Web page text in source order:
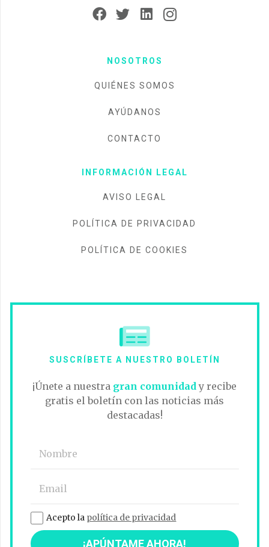
NOSOTROS
QUIÉNES SOMOS
AYÚDANOS
CONTACTO
INFORMACIÓN LEGAL
AVISO LEGAL
POLÍTICA DE PRIVACIDAD
POLÍTICA DE COOKIES
SUSCRÍBETE A NUESTRO BOLETÍN
¡Únete a nuestra gran comunidady recibe
gratis el boletín con las noticias más
destacadas!
Acepto la política de privacidad